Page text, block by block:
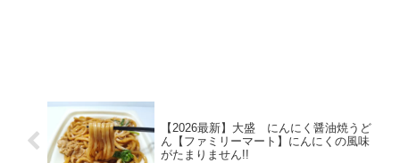
【2026最新】大盛 にんにく醤油焼うど
ん【ファミリーマート】にんにくの風味
がたまりません!!